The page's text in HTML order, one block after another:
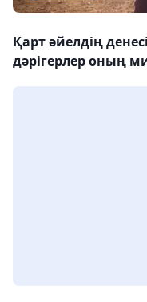
Қарт әйелдің
дәрігерлер оның